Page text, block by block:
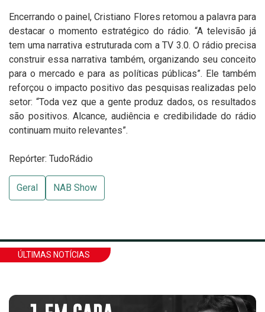
Encerrando o painel, Cristiano Flores retomou a palavra para
destacar o momento estratégico do rádio. “A televisão já
tem uma narrativa estruturada com a TV 3.0. O rádio precisa
construir essa narrativa também, organizando seu conceito
para o mercado e para as políticas públicas”. Ele também
reforçou o impacto positivo das pesquisas realizadas pelo
setor: “Toda vez que a gente produz dados, os resultados
são positivos. Alcance, audiência e credibilidade do rádio
continuam muito relevantes”.
Repórter: TudoRádio
Geral NAB Show
ÚLTIMAS NOTÍCIAS